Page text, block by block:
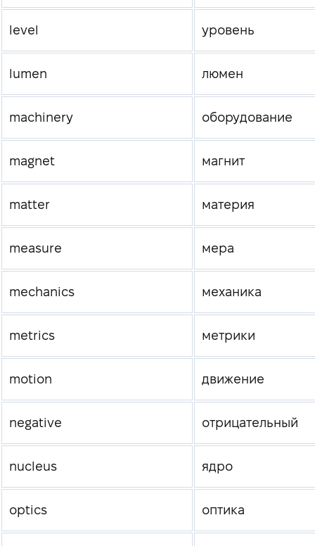
level уровень
lumen люмен
machinery оборудование
magnet магнит
matter материя
measure мера
mechanics механика
metrics метрики
motion движение
negative отрицательный
nucleus ядро
optics оптика